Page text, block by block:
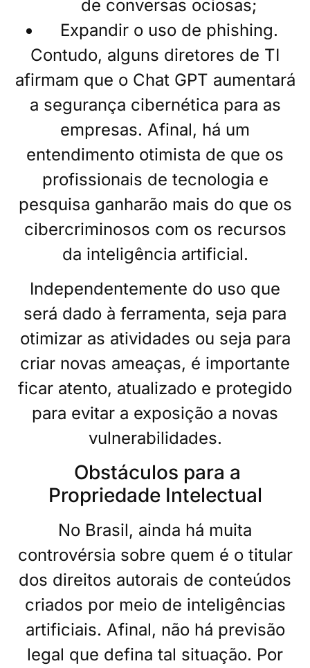
de conversas ociosas;
Expandir o uso de phishing.
Contudo, alguns diretores de TI
afirmam que o Chat GPT aumentará
a segurança cibernética para as
empresas. Afinal, há um
entendimento otimista de que os
profissionais de tecnologia e
pesquisa ganharão mais do que os
cibercriminosos com os recursos
da inteligência artificial.
Independentemente do uso que
será dado à ferramenta, seja para
otimizar as atividades ou seja para
criar novas ameaças, é importante
ficar atento, atualizado e protegido
para evitar a exposição a novas
vulnerabilidades.
Obstáculos para a
Propriedade Intelectual
No Brasil, ainda há muita
controvérsia sobre quem é o titular
dos direitos autorais de conteúdos
criados por meio de inteligências
artificiais. Afinal, não há previsão
legal que defina tal situação. Por